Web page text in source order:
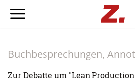
Buchbesprechungen,
Zur Debatte um "Lean